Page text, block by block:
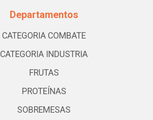
Departamentos
CATEGORIA COMBATE
CATEGORIA INDUSTRIA
FRUTAS
PROTEÍNAS
SOBREMESAS